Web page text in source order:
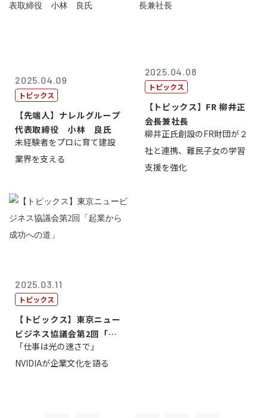
2025.04.09
トピックス
【先端人】ナレルグループ
代表取締役 小林 良氏
未経験者をプロに育て建設
業界を支える
2025.04.08
トピックス
【トピックス】FR 柳井正
会長兼社長
柳井正氏創設のFR財団が２
社と連携、難民子女の学習
支援を強化
2025.03.11
トピックス
【トピックス】東京ニュー
ビジネス協議会第2回「起
業から成功へ...
「仕事は光の速さで」
NVIDIAが企業文化を語る